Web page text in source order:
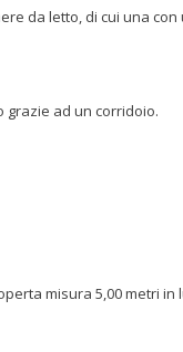
da letto, di cui una
grazie ad un corridoio.
misura 5,00 metri in